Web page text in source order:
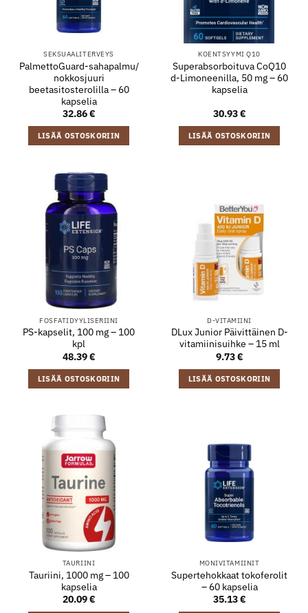
SEKSUAALITERVEYS
PalmettoGuard-sahapalmu/
nokkosjuuri
beetasitosterolilla – 60
kapselia
32.86€
LISÄÄ OSTOSKORIIN
KOENTSYYMI Q10
Superabsorboituva CoQ10
d-Limoneenilla, 50 mg – 60
kapselia
30.93€
LISÄÄ OSTOSKORIIN
FOSFATIDYYLISERIINI
PS-kapselit, 100 mg – 100
kpl
48.39€
LISÄÄ OSTOSKORIIN
D-VITAMIINI
DLux Junior Päivittäinen D-
vitamiinisuihke – 15 ml
9.73€
LISÄÄ OSTOSKORIIN
TAURIINI
Tauriini, 1000 mg – 100
kapselia
20.09€
MONIVITAMIINIT
Supertehokkaat tokoferolit
– 60 kapselia
35.13€